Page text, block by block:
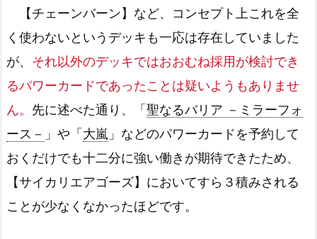
【チェーンバーン】など、コンセプト上これを全
く使わないというデッキも一応は存在していました
が、 それ以外のデッキではおおむね採用が検討でき
るパワーカードであったことは疑いようもありませ
ん。 先に述べた通り、「 聖なるバリア －ミラーフォ
ース－ 」や「 大嵐 」などのパワーカードを予約して
おくだけでも十二分に強い働きが期待できたため、
【サイカリエアゴーズ】においてすら３積みされる
ことが少なくなかったほどです。